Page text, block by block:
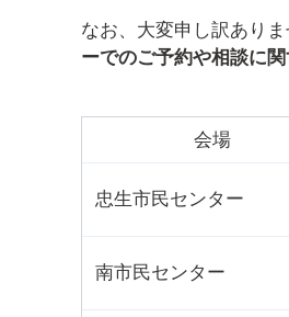
なお、大変申し訳あり
ーでのご予約や相談に
会場
忠生市民センター
南市民センター